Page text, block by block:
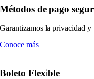
Métodos de pago
Garantizamos la privacidad y
Conoce más
Boleto Flexible